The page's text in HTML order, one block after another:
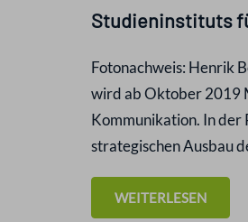
Studieninstituts
Fotonachweis: Henrik
wird ab Oktober 2019
Kommunikation. In der
strategischen Ausbau
WEITERLESEN